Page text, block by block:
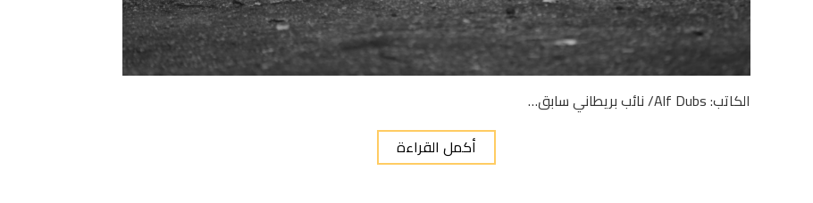
الكاتب: Alf Dubs/ نائب بريطاني سابق…
أكمل القراءة